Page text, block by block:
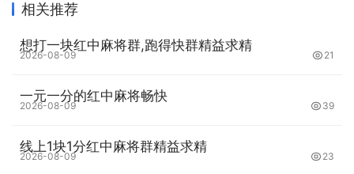
相关推荐
想打一块红中麻将群,跑得快群精益求精
2026-08-09 21
一元一分的红中麻将畅快
2026-08-09 39
线上1块1分红中麻将群精益求精
2026-08-09 23